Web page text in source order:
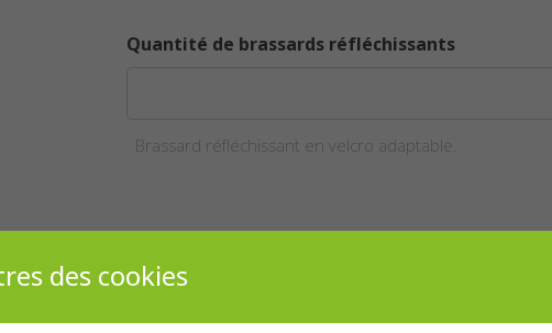
Quantité de brassards réfléchissants
Brassard réfléchissant en velcro adaptable.
des cookies